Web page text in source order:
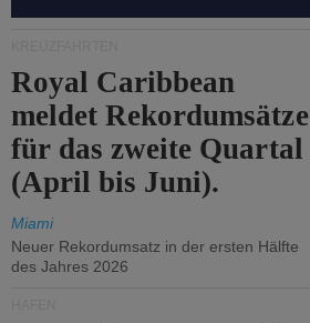
Royal Caribbean
meldet Rekordumsätze
für das zweite Quartal
(April bis Juni).
Miami
Neuer Rekordumsatz in der ersten Hälfte
des Jahres 2026